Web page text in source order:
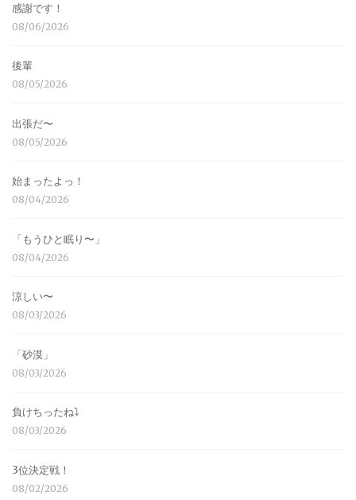
感謝です！
08/06/2026
後輩
08/05/2026
出張だ〜
08/05/2026
始まったよっ！
08/04/2026
「もうひと眠り〜」
08/04/2026
涼しい〜
08/03/2026
「砂漠」
08/03/2026
負けちったね⤵︎
08/03/2026
3位決定戦！
08/02/2026